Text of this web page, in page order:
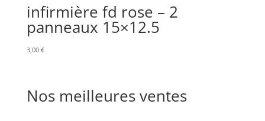
infirmière fd rose – 2
panneaux 15×12.5
3,00 €
Nos meilleures ventes